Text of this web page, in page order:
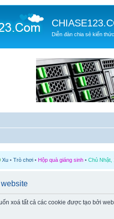
Diễn đàn chia sẻ kiến thức
Xu • Trò chơi • Hộp quà giáng sinh • Chủ Nhật,
xoá tất cả các cookie được tạo bởi